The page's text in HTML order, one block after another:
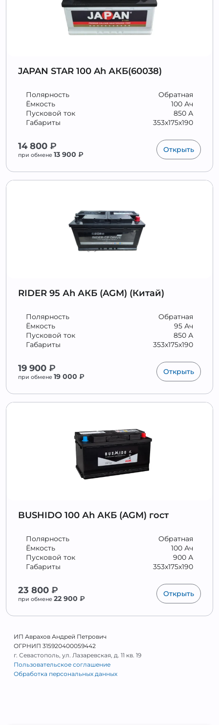
JAPAN STAR 100 Ah АКБ(60038)
Обратная
Полярность
100 Ач
Ёмкость
850 А
Пусковой ток
353x175x190
Габариты
14 800 ₽
при обмене 13 900 ₽
Открыть
RIDER 95 Аh АКБ (AGM) (Китай)
Обратная
Полярность
95 Ач
Ёмкость
850 А
Пусковой ток
353x175x190
Габариты
19 900 ₽
при обмене 19 000 ₽
Открыть
BUSHIDO 100 Аh АКБ (AGM) гост
Обратная
Полярность
100 Ач
Ёмкость
900 А
Пусковой ток
353x175x190
Габариты
23 800 ₽
при обмене 22 900 ₽
Открыть
ИП Аврахов Андрей Петрович
ОГРНИП 315920400059442
г. Севастополь, ул. Лазаревская, д. 11 кв. 19
Пользовательское соглашение
Обработка персональных данных